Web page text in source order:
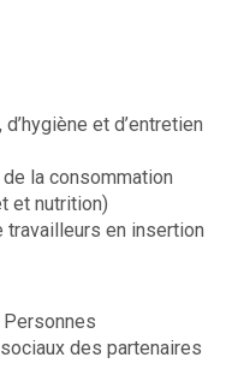
et d’entretien
la consommation
et nutrition)
travailleurs en insertion
Personnes
des partenaires